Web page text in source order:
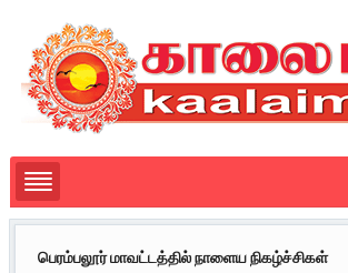
பெரம்பலூர் மாவட்டத்தில் நாளைய நிகழ்ச்சிகள்